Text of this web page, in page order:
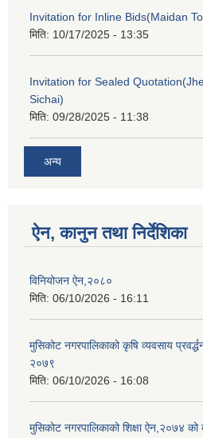
Invitation for Inline Bids(Maidan
मिति: 10/17/2025 - 13:35
Invitation for Sealed
Sichai)
मिति: 09/28/2025 - 11:38
अन्य
ऐन, कानुन तथा निर्देशिका
विनियोजन ऐन,२०८०
मिति: 06/10/2026 - 16:11
मुसिकोट नगरपालिकाको कृषि व्यवसाय
२०७९
मिति: 06/10/2026 - 16:08
मुसिकोट नगरपालिकाको शिक्षा ऐन,२०७४